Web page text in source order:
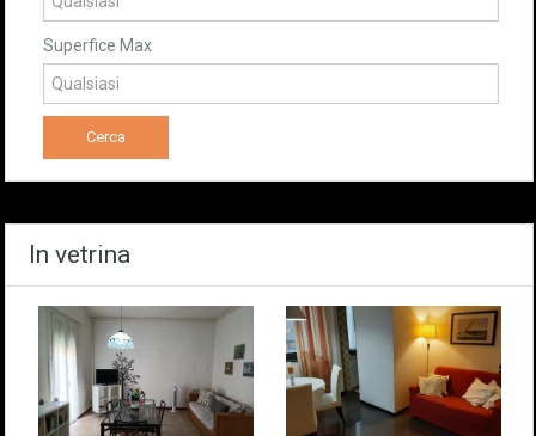
Superfice Max
In vetrina